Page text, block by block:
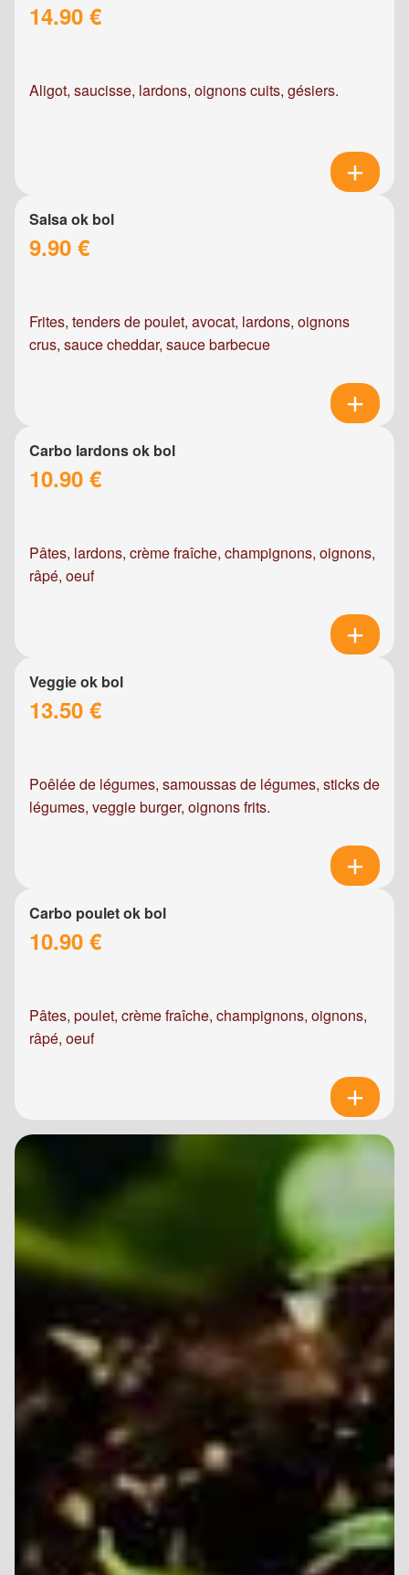
14.90 €
Aligot, saucisse, lardons, oignons cuits, gésiers.
Salsa ok bol
9.90 €
Frites, tenders de poulet, avocat, lardons, oignons
crus, sauce cheddar, sauce barbecue
Carbo lardons ok bol
10.90 €
Pâtes, lardons, crème fraîche, champignons, oignons,
râpé, oeuf
Veggie ok bol
13.50 €
Poêlée de légumes, samoussas de légumes, sticks de
légumes, veggie burger, oignons frits.
Carbo poulet ok bol
10.90 €
Pâtes, poulet, crème fraîche, champignons, oignons,
râpé, oeuf